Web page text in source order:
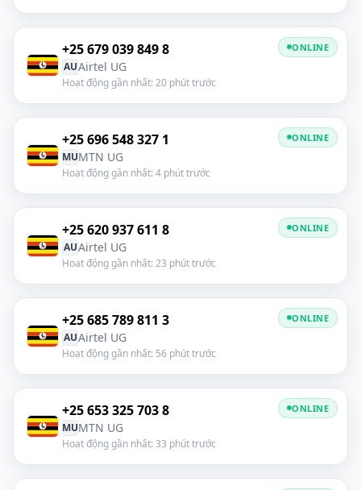
+25 679 039 849 8
AUAirtel UG
Hoạt động gần nhất: 20 phút trước
ONLINE
+25 696 548 327 1
MUMTN UG
Hoạt động gần nhất: 4 phút trước
ONLINE
+25 620 937 611 8
AUAirtel UG
Hoạt động gần nhất: 23 phút trước
ONLINE
+25 685 789 811 3
AUAirtel UG
Hoạt động gần nhất: 56 phút trước
ONLINE
+25 653 325 703 8
MUMTN UG
Hoạt động gần nhất: 33 phút trước
ONLINE